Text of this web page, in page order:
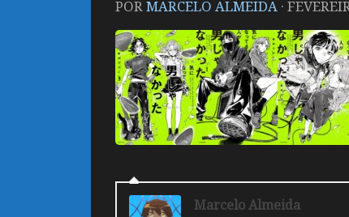
PORMARCELO ALMEIDA ·
Marcelo Almeida